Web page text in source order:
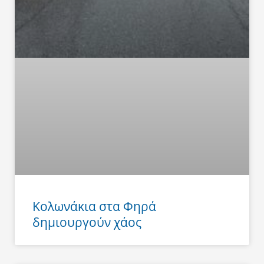
Κολωνάκια στα Φηρά
δημιουργούν χάος